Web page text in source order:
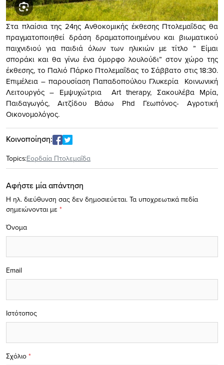
Στα πλαίσια της 24ης Ανθοκομικής έκθεσης Πτολεμαΐδας θα
πραγματοποιηθεί δράση δραματοποιημένου και βιωματικού
παιχνιδιού για παιδιά όλων των ηλικιών με τίτλο ” Είμαι
σποράκι και θα γίνω ένα όμορφο λουλούδι” στον χώρο της
έκθεσης, το Παλιό Πάρκο Πτολεμαΐδας το Σάββατο στις 18:30.
Επιμέλεια – παρουσίαση Παπαδοπούλου Γλυκερία Κοινωνική
Λειτουργός – Εμψυχώτρια Art therapy, Σακουλέβα Μρία,
Παιδαγωγός, Αιτζίδου Βάσω Phd Γεωπόνος- Αγροτική
Οικονομολόγος.
Κοινοποίηση:
Topics:Εορδαία Πτολεμαΐδα
Αφήστε μία απάντηση
Η ηλ. διεύθυνση σας δεν δημοσιεύεται. Τα υποχρεωτικά πεδία
σημειώνονται με *
Σχόλιο *
Όνομα
Email
Ιστότοπος